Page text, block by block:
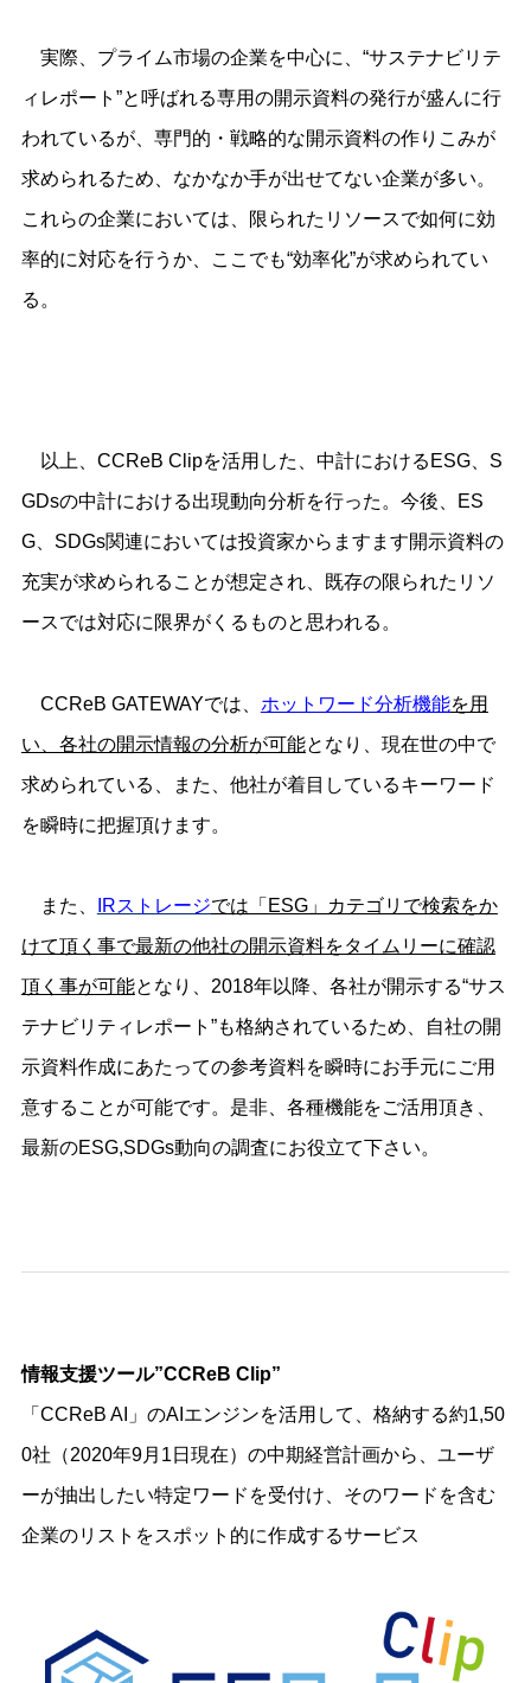
実際、プライム市場の企業を中心に、“サステナビリテ
ィレポート”と呼ばれる専用の開示資料の発行が盛んに行
われているが、専門的・戦略的な開示資料の作りこみが
求められるため、なかなか手が出せてない企業が多い。
これらの企業においては、限られたリソースで如何に効
率的に対応を行うか、ここでも“効率化”が求められてい
る。
以上、CCReB Clipを活用した、中計におけるESG、S
GDsの中計における出現動向分析を行った。今後、ES
G、SDGs関連においては投資家からますます開示資料の
充実が求められることが想定され、既存の限られたリソ
ースでは対応に限界がくるものと思われる。
CCReB GATEWAYでは、 ホットワード分析機能を用
い、各社の開示情報の分析が可能となり、現在世の中で
求められている、また、他社が着目しているキーワード
を瞬時に把握頂けます。
また、 IRストレージでは「ESG」カテゴリで検索をか
けて頂く事で最新の他社の開示資料をタイムリーに確認
頂く事が可能となり、2018年以降、各社が開示する“サス
テナビリティレポート”も格納されているため、自社の開
示資料作成にあたっての参考資料を瞬時にお手元にご用
意することが可能です。是非、各種機能をご活用頂き、
最新のESG,SDGs動向の調査にお役立て下さい。
情報支援ツール”CCReB Clip”
「CCReB AI」のAIエンジンを活用して、格納する約1,50
0社（2020年9月1日現在）の中期経営計画から、ユーザ
ーが抽出したい特定ワードを受付け、そのワードを含む
企業のリストをスポット的に作成するサービス